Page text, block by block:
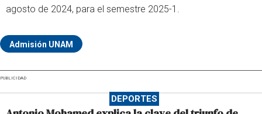
agosto de 2024, para el semestre 2025-1.
Admisión UNAM
PUBLICIDAD
DEPORTES